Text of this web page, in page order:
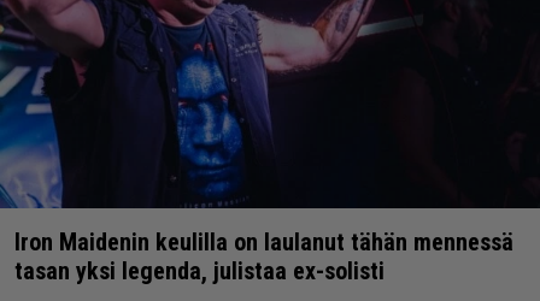
Iron Maidenin keulilla on laulanut tähän mennessä
tasan yksi legenda, julistaa ex-solisti